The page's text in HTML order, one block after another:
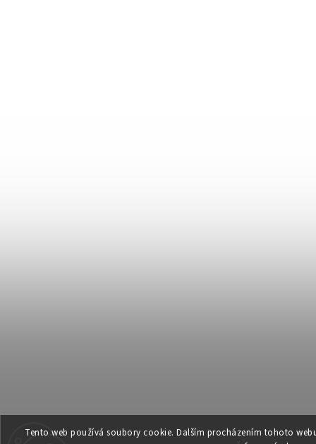
Tento web používá soubory cookie. Dalším procházením tohoto